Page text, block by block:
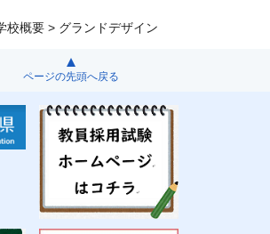
校概要 > グランドデザイン
ページの先頭へ戻る